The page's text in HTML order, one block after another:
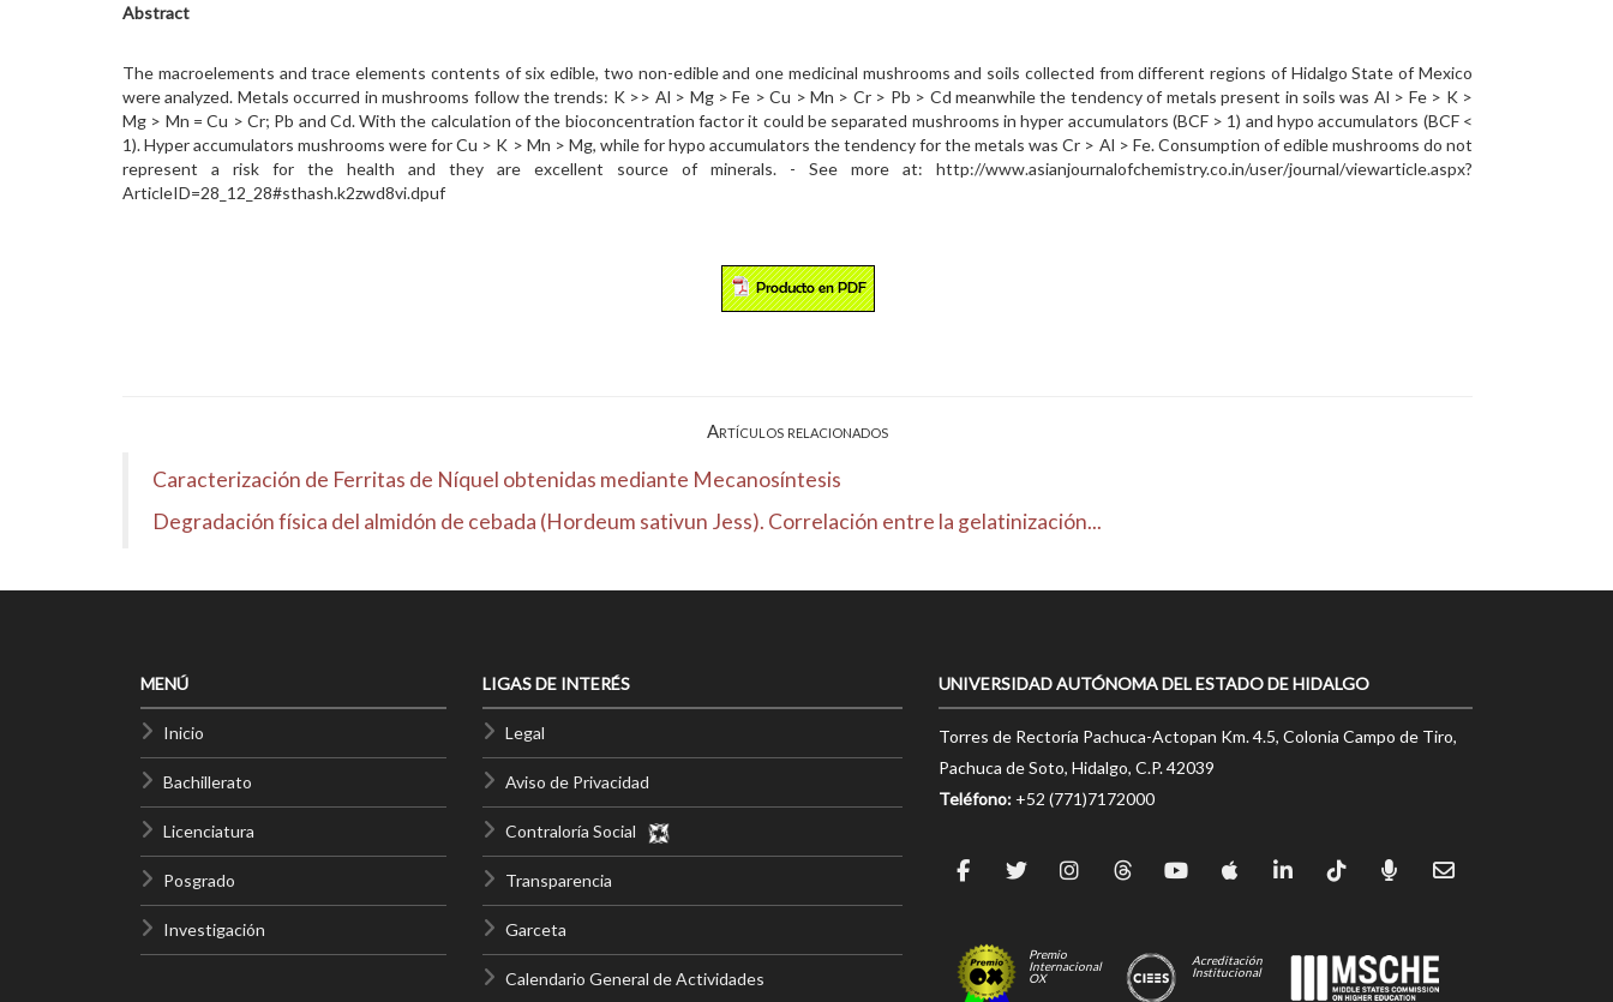
Abstract
The macroelements and trace elements contents of six edible, two non-edible and one medicinal mushrooms and soils collected from different regions of Hidalgo State of Mexico
were analyzed. Metals occurred in mushrooms follow the trends: K >> Al > Mg > Fe > Cu > Mn > Cr > Pb > Cd meanwhile the tendency of metals present in soils was Al > Fe > K >
Mg > Mn = Cu > Cr; Pb and Cd. With the calculation of the bioconcentration factor it could be separated mushrooms in hyper accumulators (BCF > 1) and hypo accumulators (BCF <
1). Hyper accumulators mushrooms were for Cu > K > Mn > Mg, while for hypo accumulators the tendency for the metals was Cr > Al > Fe. Consumption of edible mushrooms do not
represent a risk for the health and they are excellent source of minerals. - See more at: http://www.asianjournalofchemistry.co.in/user/journal/viewarticle.aspx?
ArticleID=28_12_28#sthash.k2zwd8vi.dpuf
Artículos relacionados
Caracterización de Ferritas de Níquel obtenidas mediante Mecanosíntesis
Degradación física del almidón de cebada (Hordeum sativun Jess). Correlación entre la gelatinización...
MENÚ
Inicio
Bachillerato
Licenciatura
Posgrado
Investigación
LIGAS DE INTERÉS
Legal
Aviso de Privacidad
Contraloría Social
Transparencia
Garceta
Calendario General de Actividades
UNIVERSIDAD AUTÓNOMA DEL ESTADO DE HIDALGO
Torres de Rectoría Pachuca-Actopan Km. 4.5, Colonia Campo de Tiro,
Pachuca de Soto, Hidalgo, C.P. 42039
Teléfono: +52 (771)7172000
Premio
Internacional
OX
Acreditación
Institucional